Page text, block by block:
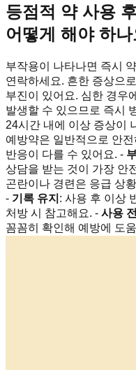
등점적 약 사용
어떻게 해야 하
부작용이 나타나면 즉시
연락하세요. 흔한 증상으
부진이 있어요. 심한 경우
발생할 수 있으므로 즉시
24시간 내에 이상 증상이
예방약은 일반적으로 안
반응이 다를 수 있어요. -
상담을 받는 것이 가장 안
곤란이나 경련은 응급 상
- 기록 유지 : 사용 후 이상
처방 시 참고해요. - 사용
꼼꼼히 확인해 예방에 도